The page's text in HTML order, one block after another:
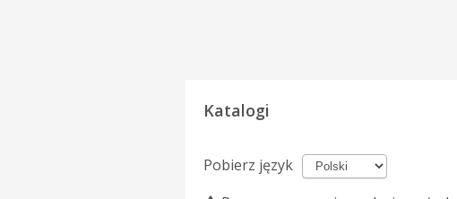
Katalogi
Pobierz język